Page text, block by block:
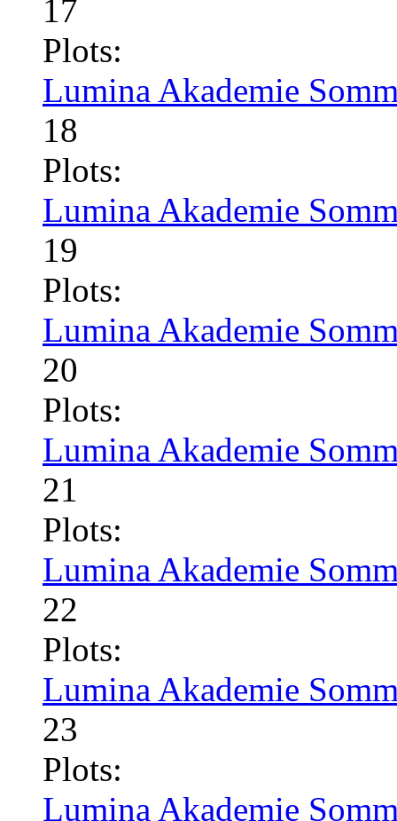
17
Plots:
Lumina Akademie
18
Plots:
Lumina Akademie
19
Plots:
Lumina Akademie
20
Plots:
Lumina Akademie
21
Plots:
Lumina Akademie
22
Plots:
Lumina Akademie
23
Plots:
Lumina Akademie